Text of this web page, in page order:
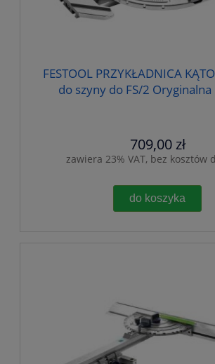
FESTOOL PRZYKŁADNICA
do szyny do FS/2
709,00 zł
zawiera 23% VAT, bez kosztów
do koszyka